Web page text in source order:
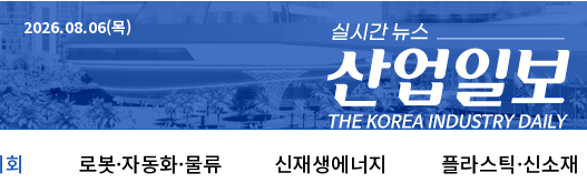
2026.08.06(목)
로봇·자동화·물류 신재생에너지 플라스틱·신소재